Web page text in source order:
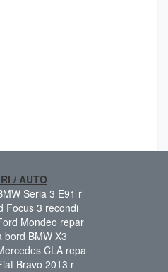
/ AUTO
Seria 3 E91 r
Focus 3 recondi
Mondeo repar
bord BMW X3
CLA repa
Bravo 2013 r